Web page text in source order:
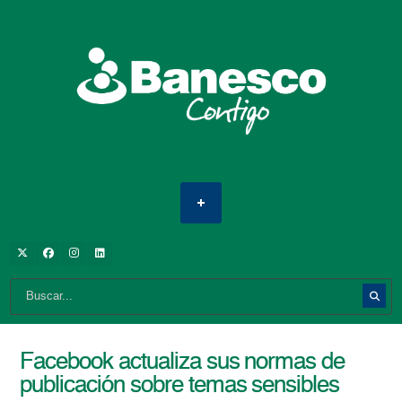
Facebook actualiza sus normas de
publicación sobre temas sensibles